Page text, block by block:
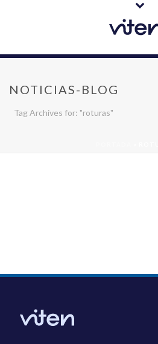
NOTICIAS-BLOG
Tag Archives for: "roturas"